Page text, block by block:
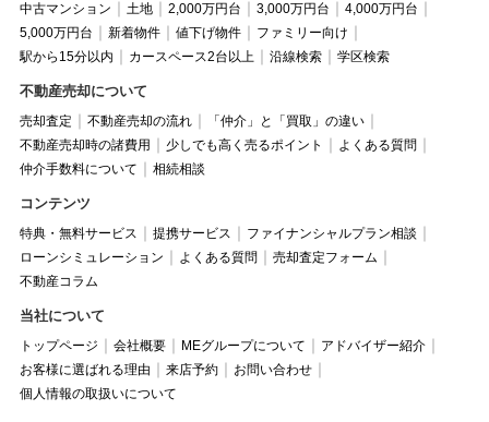
中古マンション
土地 2,000万円台 3,000万円台
4,000万円台
5,000万円台
新着物件 値下げ物件
ファミリー向け
駅から15分以内
カースペース2台以上 沿線検索 学区検索
不動産売却について
売却査定 不動産売却の流れ
「仲介」と「買取」の違い
不動産売却時の諸費用
少しでも高く売るポイント
よくある質問
仲介手数料について
相続相談
コンテンツ
特典・無料サービス 提携サービス
ファイナンシャルプラン相談
ローンシミュレーション
よくある質問
売却査定フォーム
不動産コラム
当社について
トップページ 会社概要 MEグループについて
アドバイザー紹介
お客様に選ばれる理由
来店予約
お問い合わせ
個人情報の取扱いについて